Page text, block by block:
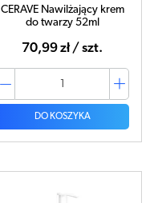
CERAVE Nawilżający krem
do twarzy 52ml
70,99 zł / szt.
DO KOSZYKA